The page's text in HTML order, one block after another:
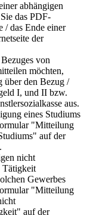
abhängigen
das PDF-
das Ende einer
der
von
möchten,
den Bezug /
I, und II bzw.
aus.
eines Studiums
"Mitteilung
auf der
nicht
Tätigkeit
Gewerbes
"Mitteilung
auf der